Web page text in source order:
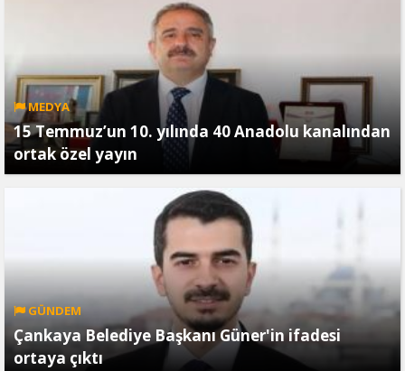
MEDYA
15 Temmuz’un 10. yılında 40 Anadolu kanalından
ortak özel yayın
GÜNDEM
Çankaya Belediye Başkanı Güner'in ifadesi
ortaya çıktı